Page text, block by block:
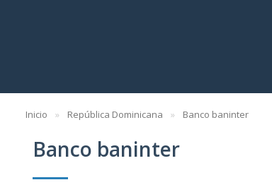
Inicio República Dominicana Banco baninter
Banco baninter